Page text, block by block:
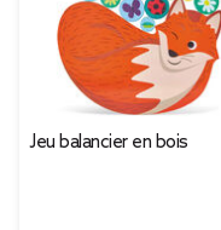
Jeu balancier en bois